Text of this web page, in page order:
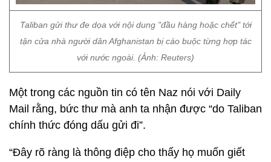
Taliban gửi thư đe dọa với nội dung "đầu hàng hoặc chết" tới
tận cửa nhà người dân Afghanistan bị cáo buộc từng hợp tác
với nước ngoài. (Ảnh: Reuters)
Một trong các nguồn tin có tên Naz nói với Daily
Mail rằng, bức thư mà anh ta nhận được “do Taliban
chính thức đóng dấu gửi đi”.
“Đây rõ ràng là thông điệp cho thấy họ muốn giết